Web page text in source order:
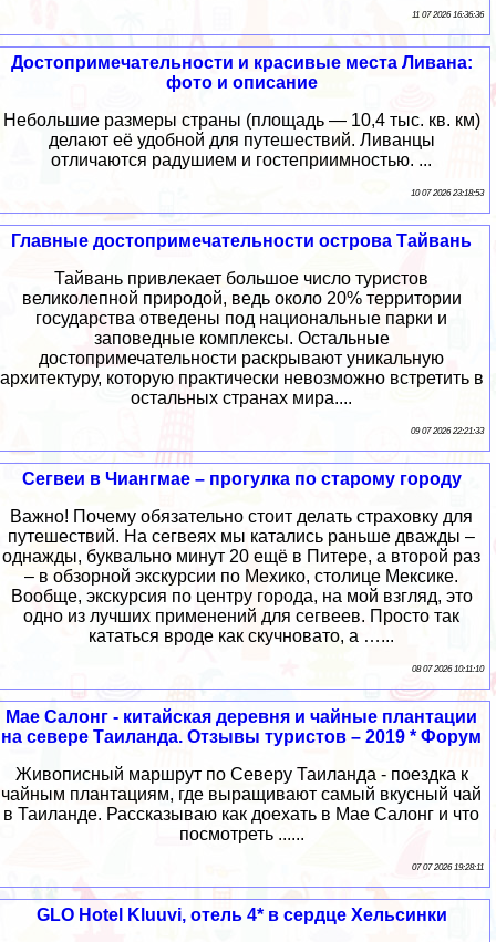
11 07 2026 16:36:36
Достопримечательности и красивые места Ливана:
фото и описание
Небольшие размеры страны (площадь — 10,4 тыс. кв. км)
делают её удобной для путешествий. Ливанцы
отличаются радушием и гостеприимностью. ...
10 07 2026 23:18:53
Главные достопримечательности острова Тайвань
Тайвань привлекает большое число туристов
великолепной природой, ведь около 20% территории
государства отведены под национальные парки и
заповедные комплексы. Остальные
достопримечательности раскрывают уникальную
архитектуру, которую практически невозможно встретить в
остальных странах мира....
09 07 2026 22:21:33
Сегвеи в Чиангмае – прогулка по старому городу
Важно! Почему обязательно стоит делать страховку для
путешествий. На сегвеях мы катались раньше дважды –
однажды, буквально минут 20 ещё в Питере, а второй раз
– в обзорной экскурсии по Мехико, столице Мексике.
Вообще, экскурсия по центру города, на мой взгляд, это
одно из лучших применений для сегвеев. Просто так
кататься вроде как скучновато, а …...
08 07 2026 10:11:10
Мае Салонг - китайская деревня и чайные плантации
на севере Таиланда. Отзывы туристов – 2019 * Форум
Живописный маршрут по Северу Таиланда - поездка к
чайным плантациям, где выращивают самый вкусный чай
в Таиланде. Рассказываю как доехать в Мае Салонг и что
посмотреть ......
07 07 2026 19:28:11
GLO Hotel Kluuvi, отель 4* в сердце Хельсинки